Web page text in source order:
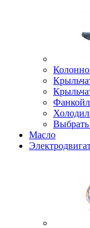
Выбрать
Масло